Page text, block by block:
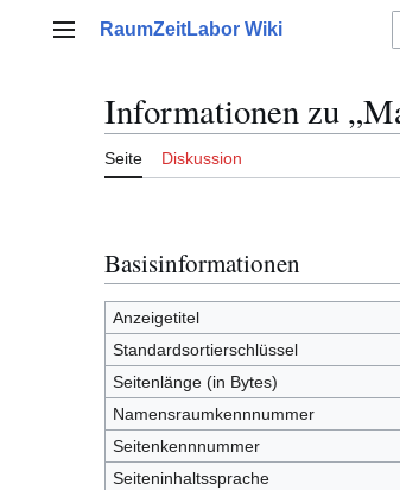
Hauptmenü
RaumZeitLabor Wiki
Informationen zu
Seite Diskussion
Basisinformationen
Anzeigetitel
Standardsortierschlüssel
Seitenlänge (in Bytes)
Namensraumkennnummer
Seitenkennnummer
Seiteninhaltssprache